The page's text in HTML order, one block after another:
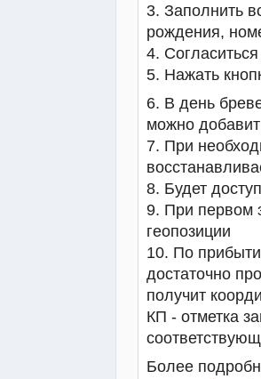
3. Заполнить
рождения,
4.
5. Нажать
6. В день
можно
7. При
8. Будет
9. При первом
геопозиции
10. По
достаточно
получит
КП - отметка
Более